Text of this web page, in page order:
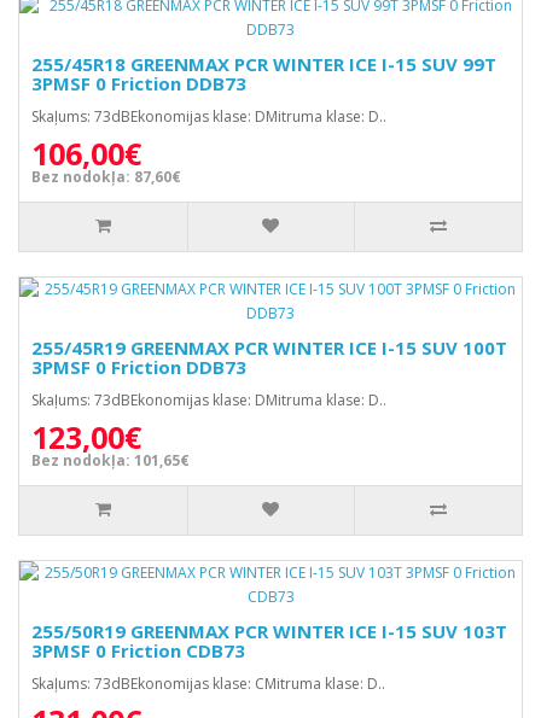
255/45R18 GREENMAX PCR WINTER ICE I-15 SUV 99T
3PMSF 0 Friction DDB73
Skaļums: 73dBEkonomijas klase: DMitruma klase: D..
106,00€
Bez nodokļa: 87,60€
255/45R19 GREENMAX PCR WINTER ICE I-15 SUV 100T
3PMSF 0 Friction DDB73
Skaļums: 73dBEkonomijas klase: DMitruma klase: D..
123,00€
Bez nodokļa: 101,65€
255/50R19 GREENMAX PCR WINTER ICE I-15 SUV 103T
3PMSF 0 Friction CDB73
Skaļums: 73dBEkonomijas klase: CMitruma klase: D..